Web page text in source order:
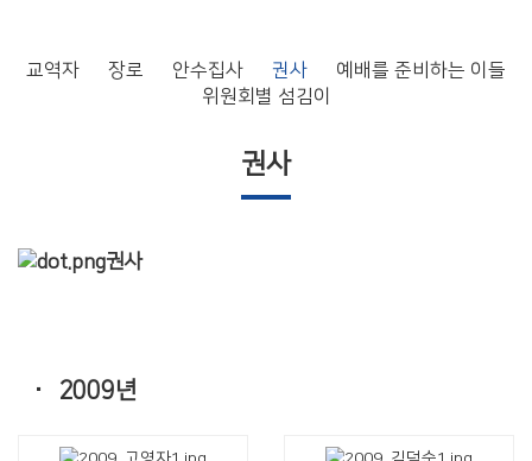
교역자 장로 안수집사 권사
예배를 준비하는 이들
위원회별 섬김이
권사
권사
· 2009년